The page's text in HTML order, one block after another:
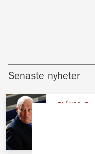
Senaste nyheter